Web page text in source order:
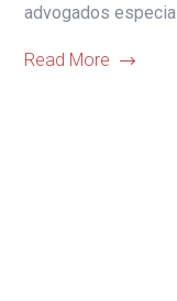
advogados
Read More